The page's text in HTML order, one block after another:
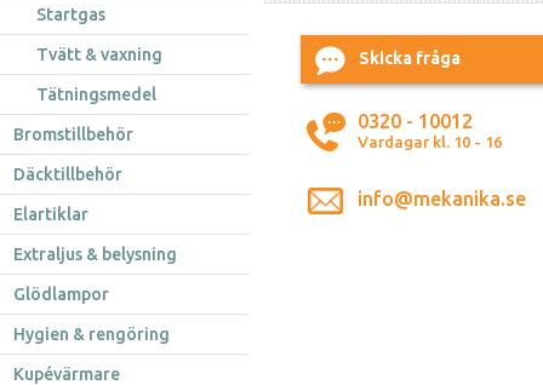
Startgas
Tvätt & vaxning
Tätningsmedel
Bromstillbehör
Däcktillbehör
Elartiklar
Extraljus & belysning
Glödlampor
Hygien & rengöring
Kupévärmare
Skicka fråga
0320 - 10012
Vardagar kl. 10 - 16
info@mekanika.se